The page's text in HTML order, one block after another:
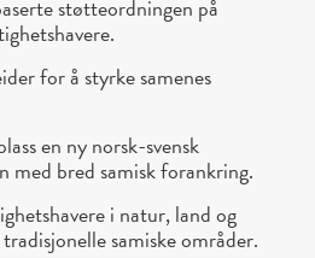
støtteordningen på
for å styrke samenes
en ny norsk-svensk
med bred samisk forankring.
i natur, land og
samiske områder.